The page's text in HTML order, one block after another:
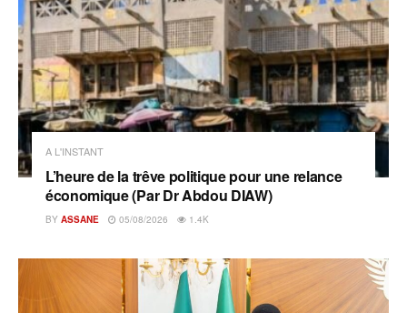
A L'INSTANT
L’heure de la trêve politique pour une relance
économique (Par Dr Abdou DIAW)
BY ASSANE 05/08/2026 1.4K